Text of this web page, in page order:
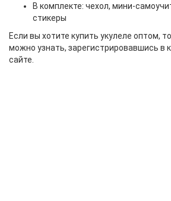
В комплекте: чехол, мини-
стикеры
Если вы хотите купить укулеле оптом,
можно узнать, зарегистрировавшись в
сайте.